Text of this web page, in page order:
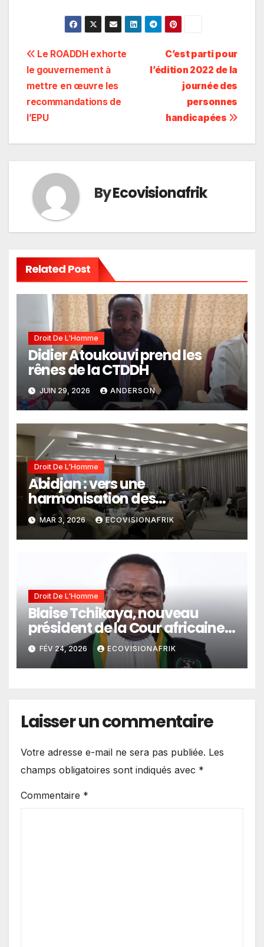
Navigation
de
l’article
C’est parti pour
l’édition 2022 de la
journée des
personnes
handicapées
Le ROADDH exhorte
le gouvernement à
mettre en œuvre les
recommandations de
l’EPU
ByEcovisionafrik
Related Post
Droit De L'Homme
Didier Atoukouvi prend les
rênes de la CTDDH
JUIN 29, 2026 ANDERSON
Droit De L'Homme
Abidjan : vers une
harmonisation des
mécanismes de protection des
Femmes Défenseures des
Droits Humains en Afrique de
MAR 3, 2026 ECOVISIONAFRIK
Droit De L'Homme
Blaise Tchikaya, nouveau
président de la Cour africaine
des droits de l’homme et des
peuples
FÉV 24, 2026 ECOVISIONAFRIK
Laisser un commentaire
Votre adresse e-mail ne sera pas publiée. Les
champs obligatoires sont indiqués avec *
Commentaire *